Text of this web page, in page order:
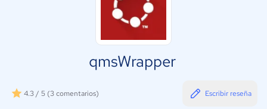
qmsWrapper
4.3 / 5 (3 comentarios) Escribir reseña